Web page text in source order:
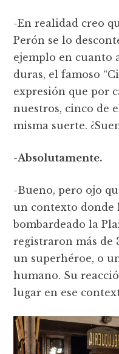
-En realidad creo
Perón se lo
ejemplo en cuanto
duras, el famoso
expresión que por
nuestros, cinco de
misma suerte.
-Absolutamente.
-Bueno, pero ojo
un contexto donde
bombardeado la
registraron más de
un superhéroe, o
humano. Su
lugar en ese